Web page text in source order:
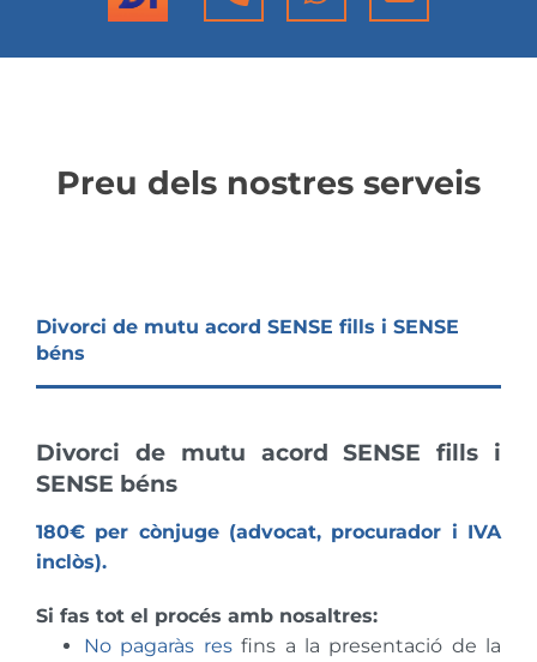
Preu dels nostres serveis
Divorci de mutu acord SENSE fills i SENSE
béns
Divorci de mutu acord SENSE fills i
SENSE béns
180€ per cònjuge (advocat, procurador i IVA
inclòs).
Si fas tot el procés amb nosaltres:
No pagaràs resfins a la presentació de la